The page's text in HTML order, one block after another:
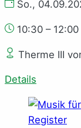
So.,
10:30 –
Therme III
Details